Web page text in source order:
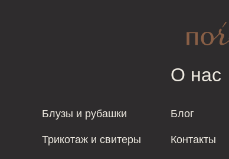
Блузы и рубашки
Трикотаж и свитеры
О нас
Блог
Контакты